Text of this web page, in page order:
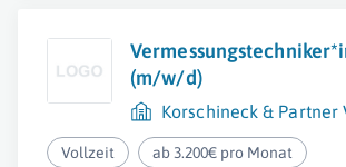
(m/w/d)
Korschineck & Partner
Vollzeit ab 3.200€ pro Monat